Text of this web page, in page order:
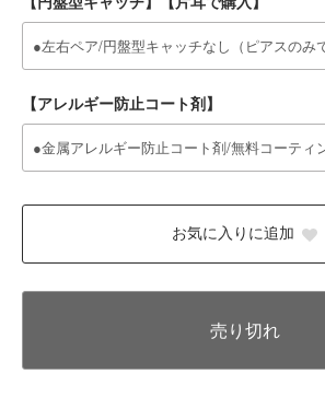
【アレルギー防止コート剤】
お気に入りに追加
売り切れ